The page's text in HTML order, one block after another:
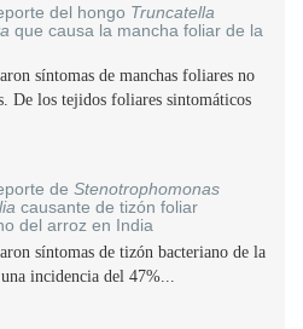
del hongo Truncatella
que causa la mancha foliar de la
síntomas de manchas foliares no
De los tejidos foliares sintomáticos
de Stenotrophomonas
causante de tizón foliar
del arroz en India
síntomas de tizón bacteriano de la
incidencia del 47%...